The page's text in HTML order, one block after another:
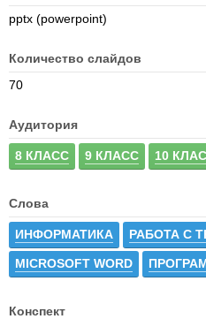
pptx (powerpoint)
Количество слайдов
70
Аудитория
8 КЛАСС 9 КЛАСС 10
Слова
ИНФОРМАТИКА РАБОТА С
MICROSOFT WORD
Конспект